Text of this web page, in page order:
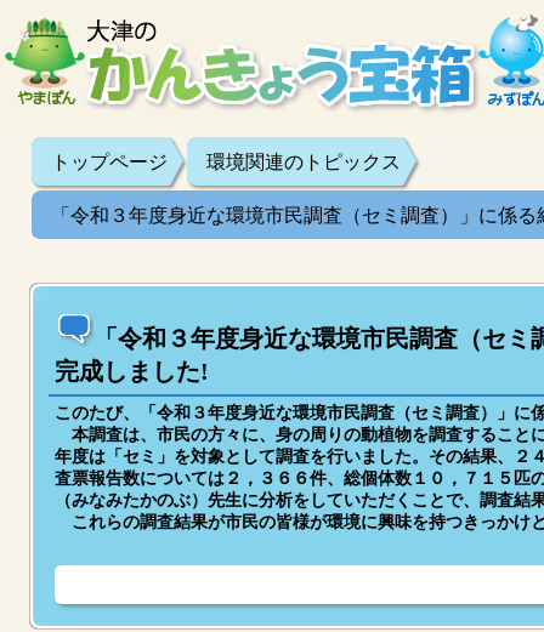
トップページ 環境関連のトピックス
「令和３年度身近な環境市民調査（セミ調査）」に係
「令和３年度身近な環境市民調査（セ
完成しました!
このたび、「令和３年度身近な環境市民調査（セミ調査）」
本調査は、市民の方々に、身の周りの動植物を調査すること
年度は「セミ」を対象として調査を行いました。その結果、
査票報告数については２，３６６件、総個体数１０，７１５
（みなみたかのぶ）先生に分析をしていただくことで、調査
これらの調査結果が市民の皆様が環境に興味を持つきっかけ